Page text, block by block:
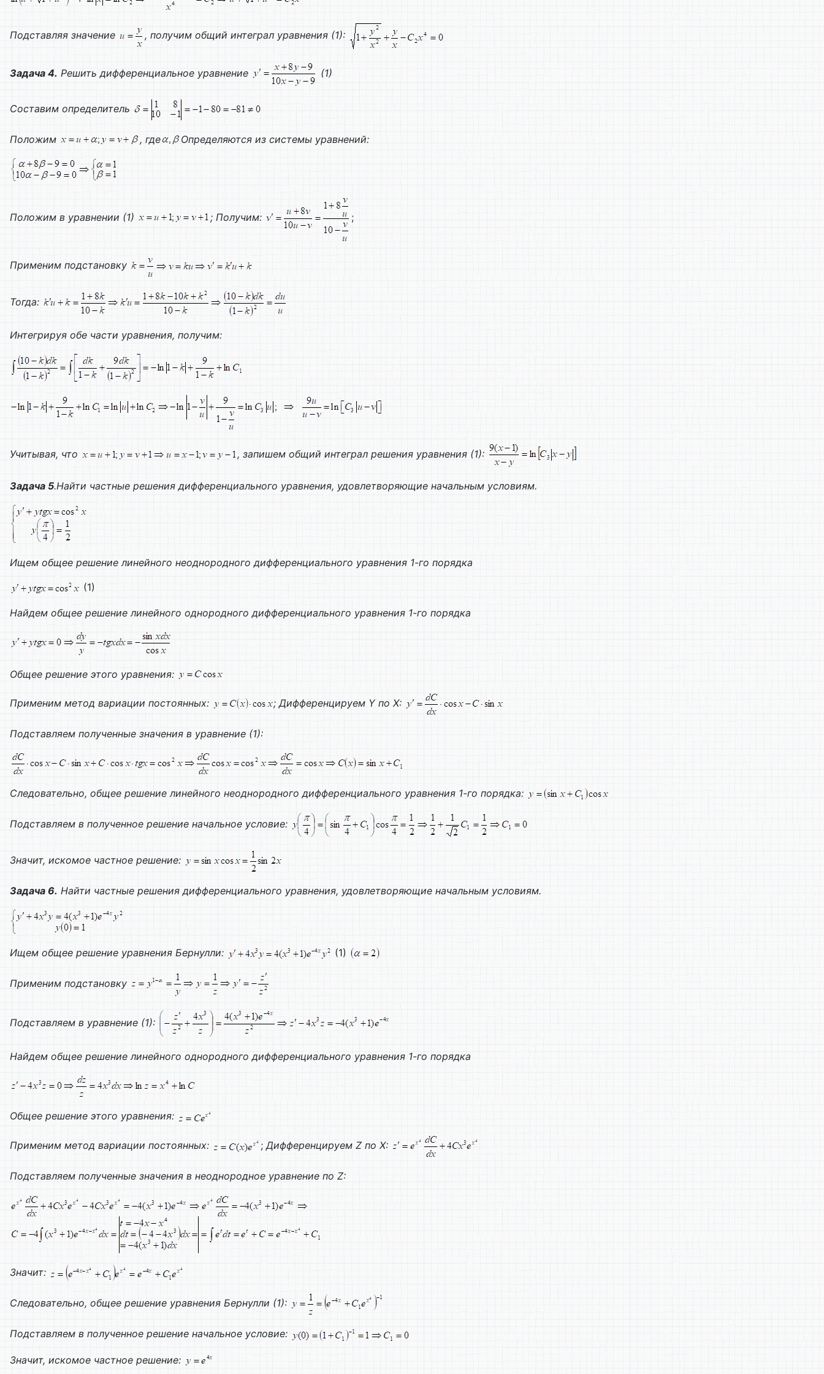
Подставляя значение , получим общий интеграл уравнения (1):
Задача 4. Решить дифференциальное уравнение (1)
Составим определитель
Положим , где Определяются из системы уравнений:
Положим в уравнении (1) ; Получим: ;
Применим подстановку
Тогда:
Интегрируя обе части уравнения, получим:
Учитывая, что , запишем общий интеграл решения уравнения (1):
Задача 5.Найти частные решения дифференциального уравнения, удовлетворяющие начальным условиям.
Ищем общее решение линейного неоднородного дифференциального уравнения 1-го порядка
(1)
Найдем общее решение линейного однородного дифференциального уравнения 1-го порядка
Общее решение этого уравнения:
Применим метод вариации постоянных: ; Дифференцируем Yпо X:
Подставляем полученные значения в уравнение (1):
Следовательно, общее решение линейного неоднородного дифференциального уравнения 1-го порядка:
Подставляем в полученное решение начальное условие:
Значит, искомое частное решение:
Задача 6. Найти частные решения дифференциального уравнения, удовлетворяющие начальным условиям.
Ищем общее решение уравнения Бернулли: (1)
Применим подстановку
Подставляем в уравнение (1):
Найдем общее решение линейного однородного дифференциального уравнения 1-го порядка
Общее решение этого уравнения:
Применим метод вариации постоянных: ;Дифференцируем Z по X:
Подставляем полученные значения в неоднородное уравнение по Z:
Значит:
Следовательно, общее решение уравнения Бернулли (1):
Подставляем в полученное решение начальное условие:
Значит, искомое частное решение: